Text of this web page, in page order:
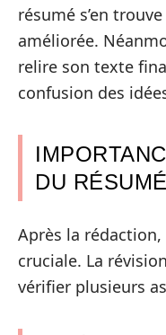
résumé s’en
améliorée.
relire son texte
confusion des
DU RÉSUMÉ
Après la
cruciale. La
vérifier plusieurs